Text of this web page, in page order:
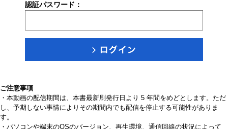
認証パスワード：
ご注意事項
・本動画の配信期間は、本書最新刷発行日より 5 年間をめどとします。ただ
し、予期しない事情によりその期間内でも配信を停止する可能性がありま
す。
・パソコンや端末のOSのバージョン、再生環境、通信回線の状況によって